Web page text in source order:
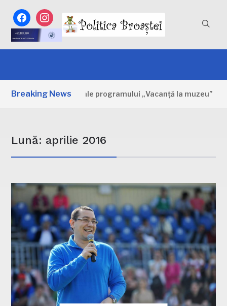
facebookinstagram
Breaking News
zile ale programului „Vacanță la muzeu” 4 ZILE
Lună: aprilie 2016